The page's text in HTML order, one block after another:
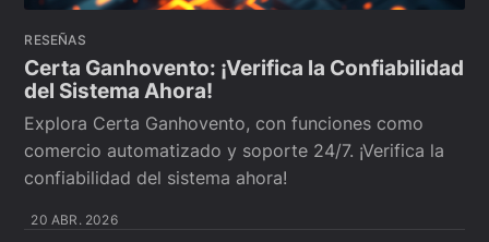
RESEÑAS
Certa Ganhovento: ¡Verifica la Confiabilidad
del Sistema Ahora!
Explora Certa Ganhovento, con funciones como
comercio automatizado y soporte 24/7. ¡Verifica la
confiabilidad del sistema ahora!
20 ABR. 2026